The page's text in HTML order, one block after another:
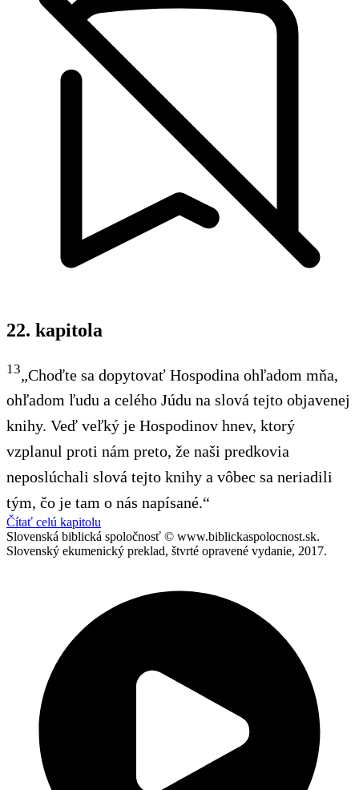
22. kapitola
13„Choďte sa dopytovať Hospodina ohľadom mňa,
ohľadom ľudu a celého Júdu na slová tejto objavenej
knihy. Veď veľký je Hospodinov hnev, ktorý
vzplanul proti nám preto, že naši predkovia
neposlúchali slová tejto knihy a vôbec sa neriadili
tým, čo je tam o nás napísané.“
Čítať celú kapitolu
Slovenská biblická spoločnosť © www.biblickaspolocnost.sk.
Slovenský ekumenický preklad, štvrté opravené vydanie, 2017.